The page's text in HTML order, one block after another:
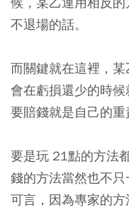
不退場的話。
而關鍵就在這裡，
會在虧損還少的時
要賠錢就是自己的重
要是玩 21點的方法
錢的方法當然也不
可言，因為專家的